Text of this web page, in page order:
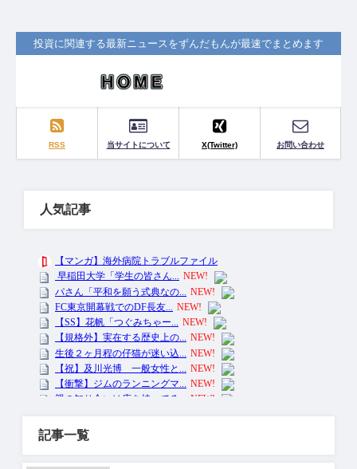
投資に関連する最新ニュースをずんだもんが最速でまとめます
RSS 当サイトについて X(Twitter) お問い合わせ
人気記事
記事一覧